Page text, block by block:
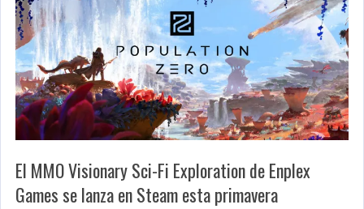
El MMO Visionary Sci-Fi Exploration de Enplex
Games se lanza en Steam esta primavera